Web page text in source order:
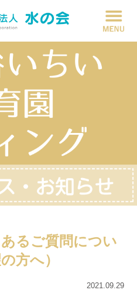
るご質問につい
方へ）
2021.09.29